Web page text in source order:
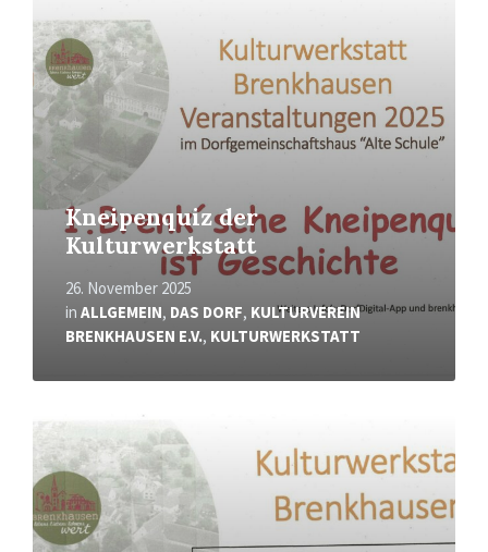
Kneipenquiz der
Kulturwerkstatt
26. November 2025
in ALLGEMEIN, DAS DORF, KULTURVEREIN
BRENKHAUSEN E.V., KULTURWERKSTATT
Read
More